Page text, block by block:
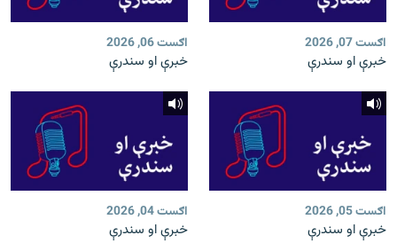
اګست 07, 2026
خبرې او سندرې
اګست 06, 2026
خبرې او سندرې
اګست 05, 2026
خبرې او سندرې
اګست 04, 2026
خبرې او سندرې